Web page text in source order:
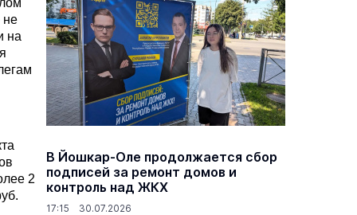
не
на
2
В Йошкар-Оле продолжается сбор
подписей за ремонт домов и
контроль над ЖКХ
17:15 30.07.2026